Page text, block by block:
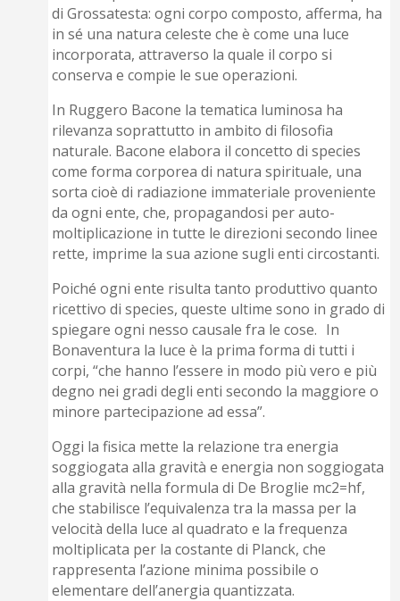
di Grossatesta: ogni corpo composto, afferma, ha
in sé una natura celeste che è come una luce
incorporata, attraverso la quale il corpo si
conserva e compie le sue operazioni.
In Ruggero Bacone la tematica luminosa ha
rilevanza soprattutto in ambito di filosofia
naturale. Bacone elabora il concetto di species
come forma corporea di natura spirituale, una
sorta cioè di radiazione immateriale proveniente
da ogni ente, che, propagandosi per auto-
moltiplicazione in tutte le direzioni secondo linee
rette, imprime la sua azione sugli enti circostanti.
Poiché ogni ente risulta tanto produttivo quanto
ricettivo di species, queste ultime sono in grado di
spiegare ogni nesso causale fra le cose. In
Bonaventura la luce è la prima forma di tutti i
corpi, “che hanno l’essere in modo più vero e più
degno nei gradi degli enti secondo la maggiore o
minore partecipazione ad essa”.
Oggi la fisica mette la relazione tra energia
soggiogata alla gravità e energia non soggiogata
alla gravità nella formula di De Broglie mc2=hf,
che stabilisce l’equivalenza tra la massa per la
velocità della luce al quadrato e la frequenza
moltiplicata per la costante di Planck, che
rappresenta l’azione minima possibile o
elementare dell’anergia quantizzata.